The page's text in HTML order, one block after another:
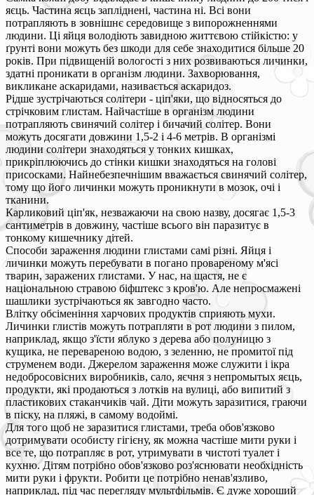
яєць. Частина яєць запліднені, частина ні. Всі вони
потрапляють в зовнішнє середовище з випорожненнями
людини. Ці яйця володіють завидною життєвою стійкістю: у
ґрунті вони можуть без шкоди для себе знаходитися більше 20
років. При підвищеній вологості з них розвиваються личинки,
здатні проникати в організм людини. Захворювання,
викликане аскаридами, називається аскаридоз.
Рідше зустрічаються солітери - ціп'яки, що відносяться до
стрічковим глистам. Найчастіше в організм людини
потрапляють свинячий солітер і бичачий солітер. Вони
можуть досягати довжини 1,5-2 і 4-6 метрів. В організмі
людини солітери знаходяться у тонких кишках,
прикріплюючись до стінки кишки знаходяться на голові
присосками. Найнебезпечнішим вважається свинячий солітер,
тому що його личинки можуть проникнути в мозок, очі і
тканини.
Карликовий ціп'як, незважаючи на свою назву, досягає 1,5-3
сантиметрів в довжину, частіше всього він паразитує в
тонкому кишечнику дітей.
Способи зараження людини глистами самі різні. Яйця і
личинки можуть перебувати в погано провареному м'ясі
тварин, заражених глистами. У нас, на щастя, не є
національною стравою біфштекс з кров'ю. Але непросмажені
шашлики зустрічаються як завгодно часто.
Влітку обсіменіння харчових продуктів сприяють мухи.
Личинки глистів можуть потрапляти в рот людини з пилом,
наприклад, якщо з'їсти яблуко з дерева або полуницю з
кущика, не перевареною водою, з зеленню, не промитої під
струменем води. Джерелом зараження може служити і ікра
недобросовісних виробників, сало, яєчня з непромытых яєць,
продукти, які продаються з лотків на вулиці, або випитий з
пластикових стаканчиків чай. Діти можуть заразитися, граючи
в піску, на пляжі, в самому водоймі.
Для того щоб не заразитися глистами, треба обов'язково
дотримувати особисту гігієну, як можна частіше мити руки і
все те, що потрапляє в рот, утримувати в чистоті туалет і
кухню. Дітям потрібно обов'язково роз'яснювати необхідність
мити руки і фрукти. Робити це потрібно ненав'язливо,
наприклад, під час перегляду мультфільмів. Є дуже хороший